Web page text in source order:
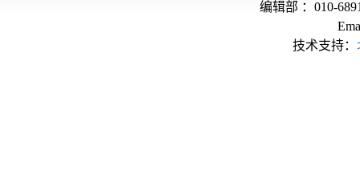
编辑部 ：010-
技术支持：